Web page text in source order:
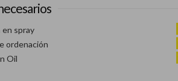
spray
ordenación
Oil